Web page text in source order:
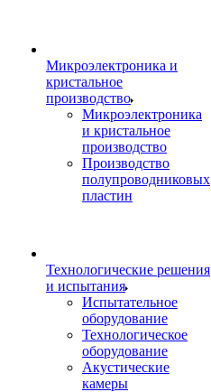
Микроэлектроника и
кристальное
производство
Микроэлектроника
и кристальное
производство
Производство
полупроводниковых
пластин
Технологические решения
и испытания
Испытательное
оборудование
Технологическое
оборудование
Акустические
камеры